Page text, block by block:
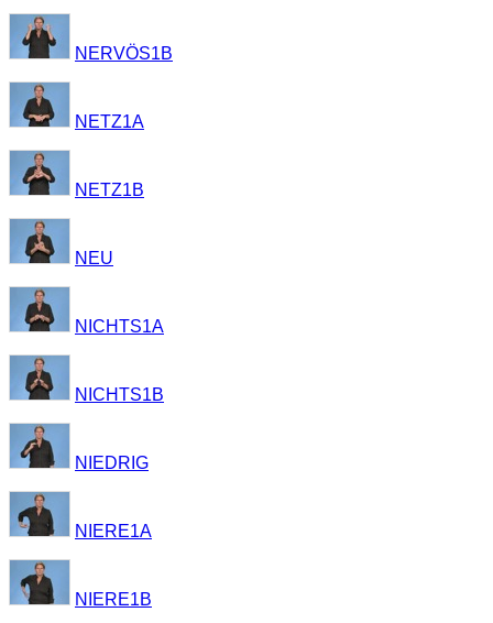
NERVÖS1B
NETZ1A
NETZ1B
NEU
NICHTS1A
NICHTS1B
NIEDRIG
NIERE1A
NIERE1B